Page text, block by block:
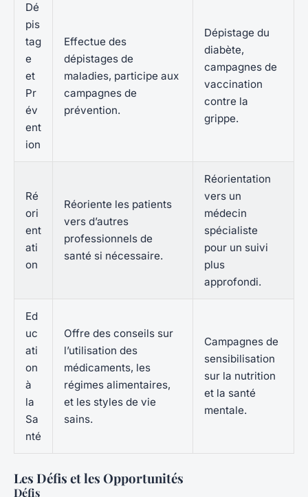
Dé
pis
tag
e
et
Pr
év
ent
ion
Effectue des
dépistages de
maladies, participe aux
campagnes de
prévention.
Dépistage du
diabète,
campagnes de
vaccination
contre la
grippe.
Ré
ori
ent
ati
on
Réoriente les patients
vers d’autres
professionnels de
santé si nécessaire.
Réorientation
vers un
médecin
spécialiste
pour un suivi
plus
approfondi.
Ed
uc
ati
on
à
la
Sa
nté
Offre des conseils sur
l’utilisation des
médicaments, les
régimes alimentaires,
et les styles de vie
sains.
Campagnes de
sensibilisation
sur la nutrition
et la santé
mentale.
Les Défis et les Opportunités
Défis